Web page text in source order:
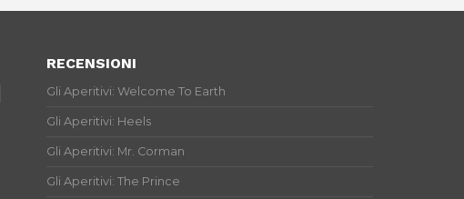
RECENSIONI
Gli Aperitivi: Welcome To Earth
Gli Aperitivi: Heels
Gli Aperitivi: Mr. Corman
Gli Aperitivi: The Prince